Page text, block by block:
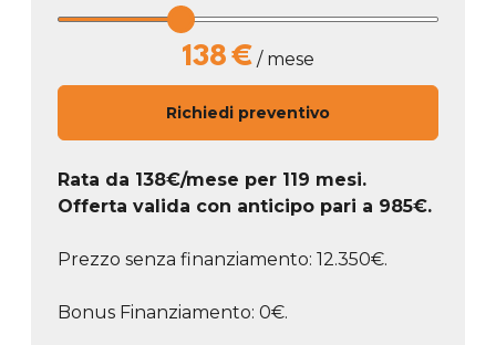
138€ / mese
Richiedi preventivo
Rata da 138€/mese per 119 mesi.
Offerta valida con anticipo pari a 985€.
Prezzo senza finanziamento: 12.350€.
Bonus Finanziamento: 0€.